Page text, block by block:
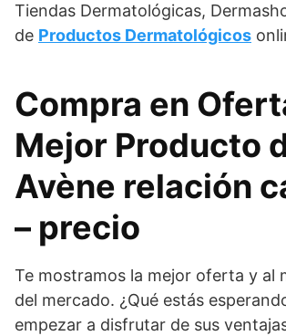
Tiendas Dermatológicas,
de Productos Dermatológicos
Compra en
Mejor Producto
Avène relación
– precio
Te mostramos la mejor oferta y al
del mercado. ¿Qué estás
empezar a disfrutar de sus